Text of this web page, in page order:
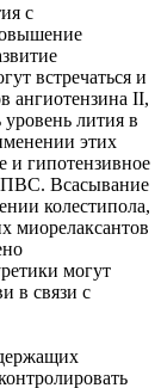
с
встречаться и
ангиотензина II,
уровень лития в
этих
и гипотензивное
Всасывание
колестипола,
миорелаксантов
могут
в связи с